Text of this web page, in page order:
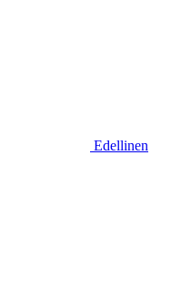
Edellinen